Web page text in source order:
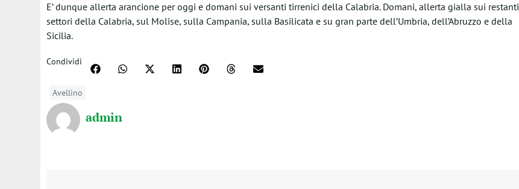
E’ dunque allerta arancione per oggi e domani sui versanti tirrenici della Calabria. Domani, allerta gialla sui restanti
settori della Calabria, sul Molise, sulla Campania, sulla Basilicata e su gran parte dell’Umbria, dell’Abruzzo e della
Sicilia.
Condividi
Avellino
admin